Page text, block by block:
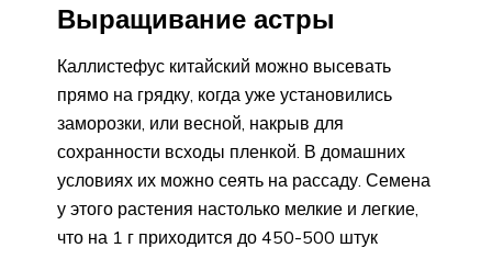
Выращивание астры
Каллистефус китайский можно высевать
прямо на грядку, когда уже установились
заморозки, или весной, накрыв для
сохранности всходы пленкой. В домашних
условиях их можно сеять на рассаду. Семена
у этого растения настолько мелкие и легкие,
что на 1 г приходится до 450-500 штук